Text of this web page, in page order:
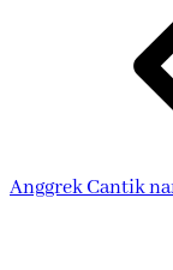
Anggrek Cantik